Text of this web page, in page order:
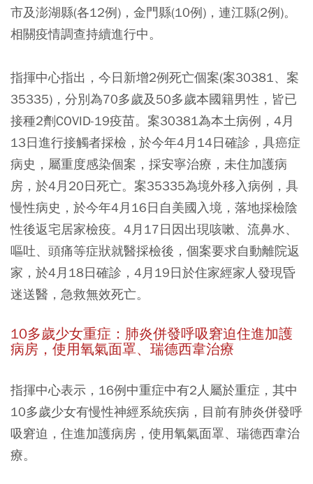
市及澎湖縣(各12例)，金門縣(10例)，連江縣(2例)。
相關疫情調查持續進行中。
指揮中心指出，今日新增2例死亡個案(案30381、案
35335)，分別為70多歲及50多歲本國籍男性，皆已
接種2劑COVID-19疫苗。案30381為本土病例，4月
13日進行接觸者採檢，於今年4月14日確診，具癌症
病史，屬重度感染個案，採安寧治療，未住加護病
房，於4月20日死亡。案35335為境外移入病例，具
慢性病史，於今年4月16日自美國入境，落地採檢陰
性後返宅居家檢疫。4月17日因出現咳嗽、流鼻水、
嘔吐、頭痛等症狀就醫採檢後，個案要求自動離院返
家，於4月18日確診，4月19日於住家經家人發現昏
迷送醫，急救無效死亡。
10多歲少女重症：肺炎併發呼吸窘迫住進加護
病房，使用氧氣面罩、瑞德西韋治療
指揮中心表示，16例中重症中有2人屬於重症，其中
10多歲少女有慢性神經系統疾病，目前有肺炎併發呼
吸窘迫，住進加護病房，使用氧氣面罩、瑞德西韋治
療。